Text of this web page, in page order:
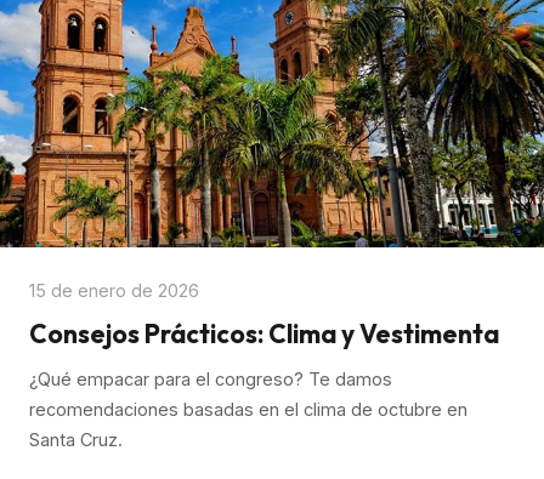
15 de enero de 2026
Consejos Prácticos: Clima y Vestimenta
¿Qué empacar para el congreso? Te damos
recomendaciones basadas en el clima de octubre en
Santa Cruz.